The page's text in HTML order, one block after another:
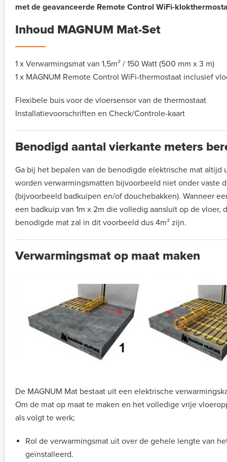
met de geavanceerde Remote Control WiFi-
Inhoud MAGNUM Mat-Set
1 x Verwarmingsmat van 1,5m² / 150 Watt (500 mm x 3 m)
1 x MAGNUM Remote Control WiFi-thermostaat inclusief
Flexibele buis voor de vloersensor van de thermostaat
Installatievoorschriften en Check/Controle-kaart
Benodigd aantal vierkante meters
Ga bij het bepalen van de benodigde elektrische mat altijd
worden verwarmingsmatten bijvoorbeeld niet onder vaste
(bijvoorbeeld badkuipen en/of douchebakken). Wanneer
een badkuip van 1m x 2m die volledig aansluit op de
benodigde mat zal in dit voorbeeld dus 4m² zijn.
Verwarmingsmat op maat maken
De MAGNUM Mat bestaat uit een elektrische
Om de mat op maat te maken en het volledige vrije
als volgt te werk;
Rol de verwarmingsmat uit over de gehele lengte van
geïnstalleerd.